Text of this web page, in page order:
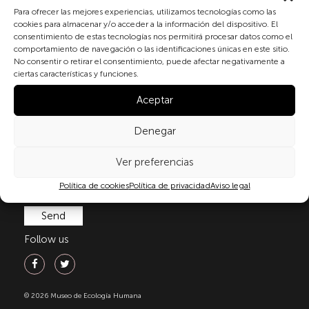
Para ofrecer las mejores experiencias, utilizamos tecnologías como las
cookies para almacenar y/o acceder a la información del dispositivo. El
consentimiento de estas tecnologías nos permitirá procesar datos como el
comportamiento de navegación o las identificaciones únicas en este sitio.
No consentir o retirar el consentimiento, puede afectar negativamente a
ciertas características y funciones.
Aceptar
Denegar
Ver preferencias
Política de cookiesPolítica de privacidadAviso legal
By checking the box and submitting this form, you
expressly consent to the processing of your personal
data in accordance with the current regulations on
personal data protection, in particular, as set out in
Regulation (EU) 2016/679 of the European Parliament
and of the Council of 27 April 2016 (GDPR) and
of Personal Data and Guarantee of Digital Rights
privacy policy.
Follow us
© 2026 Museo de Ecología Humana